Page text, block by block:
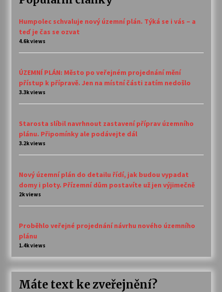
Humpolec schvaluje nový územní plán. Týká se i vás – a
teď je čas se ozvat
4.6k views
ÚZEMNÍ PLÁN: Město po veřejném projednání mění
přístup k přípravě. Jen na místní části zatím nedošlo
3.3k views
Starosta slíbil navrhnout zastavení příprav územního
plánu. Připomínky ale podávejte dál
3.2k views
Nový územní plán do detailu řídí, jak budou vypadat
domy i ploty. Přízemní dům postavíte už jen výjimečně
2k views
Proběhlo veřejné projednání návrhu nového územního
plánu
1.4k views
Máte text ke zveřejnění?